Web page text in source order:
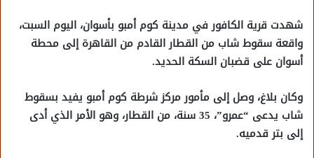
شهدت قرية الكافور في مدينة كوم أمبو بأسوان، اليوم السبت،
واقعة سقوط شاب من القطار القادم من القاهرة إلى محطة
أسوان على قضبان السكة الحديد.
وكان بلاغ، وصل إلى مأمور مركز شرطة كوم أمبو يفيد بسقوط
شاب يدعى “عمرو”، 35 سنة، من القطار، وهو الأمر الذي أدى
إلى بتر قدميه.